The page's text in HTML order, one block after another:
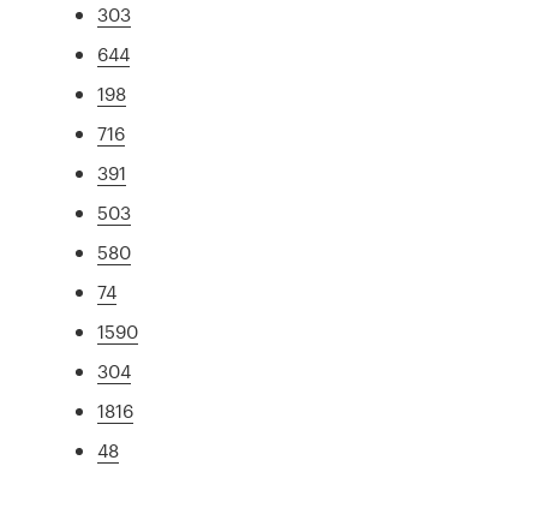
303
644
198
716
391
503
580
74
1590
304
1816
48